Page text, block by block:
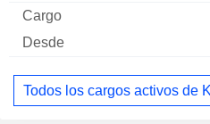
Todos los cargos activos de